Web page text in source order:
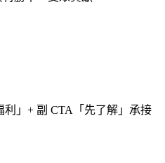
」+ 副 CTA「先了解」承接